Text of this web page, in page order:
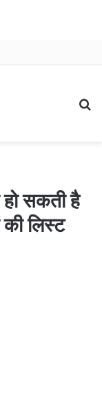
सकती है
की लिस्ट